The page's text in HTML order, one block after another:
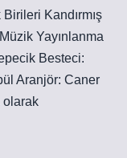
Kandırmış
Yayınlanma
Besteci:
Aranjör: Caner
olarak